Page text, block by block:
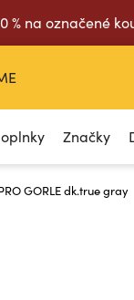
% na označené
Značky
GORLE dk.true gray